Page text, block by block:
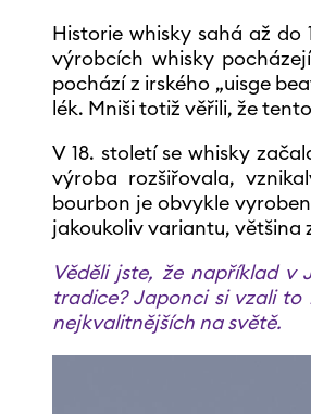
Historie whisky sahá až do
výrobcích whisky
pochází z irského „uisge
lék. Mniši totiž věřili, že
V 18. století se whisky
výroba rozšiřovala,
bourbon je obvykle
jakoukoliv variantu, většina
Věděli jste, že například v
tradice? Japonci si vzali
nejkvalitnějších na světě.